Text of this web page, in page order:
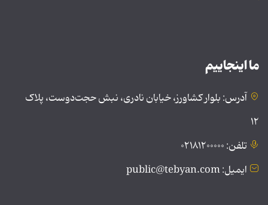
ما اینجاییم
آدرس: بلوار کشاورز، خیابان نادری، نبش حجت‌دوست، پلاک
۱۲
تلفن: ۰۲۱۸۱۲۰۰۰۰۰
ایمیل: public@tebyan.com